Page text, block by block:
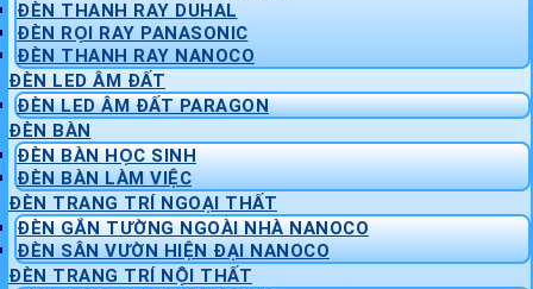
ĐÈN THANH RAY DUHAL
ĐÈN RỌI RAY PANASONIC
ĐÈN THANH RAY NANOCO
ĐÈN LED ÂM ĐẤT
ĐÈN LED ÂM ĐẤT PARAGON
ĐÈN BÀN
ĐÈN BÀN HỌC SINH
ĐÈN BÀN LÀM VIỆC
ĐÈN TRANG TRÍ NGOẠI THẤT
ĐÈN GẮN TƯỜNG NGOÀI NHÀ NANOCO
ĐÈN SÂN VƯỜN HIỆN ĐẠI NANOCO
ĐÈN TRANG TRÍ NỘI THẤT